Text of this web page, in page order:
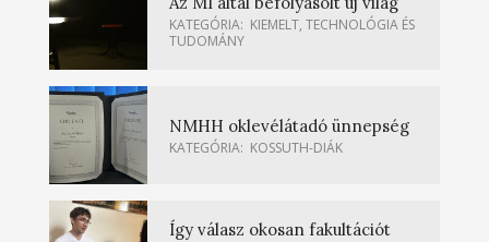
KATEGÓRIA: KIEMELT, TECHNOLÓGIA ÉS
TUDOMÁNY
NMHH oklevélátadó ünnepség
KATEGÓRIA: KOSSUTH-DIÁK
Így válasz okosan fakultációt